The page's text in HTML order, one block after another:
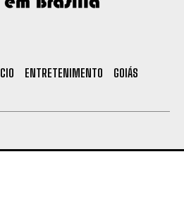
ENTRETENIMENTO
GOIÁS